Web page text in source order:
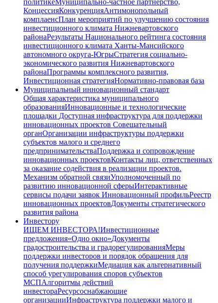
политикеМуниципально-частное партнерство,
КонцессияКонкуренцияАнтимонопольный
комплаенсПлан мероприятий по улучшению состояния
инвестиционного климата Нижневартовского
районаРезультаты Национального рейтинга состояния
инвестиционного климата Ханты-Мансийского
автономного округа-ЮгрыСтратегия социально-
экономического развития Нижневартовского
районаПрограммы комплексного развития,
Инвестиционная стратегияНормативно-правовая база
Муниципальный инновационный стандарт
Общая характеристика муниципального
образованияИнновационные и технологические
площадки Доступная инфраструктура для поддержки
инновационных проектов Совещательный
органОрганизации инфраструктуры поддержки
субъектов малого и среднего
предпринимательстваПоддержка и сопровождение
инновационных проектовКонтакты лиц, ответственных
за оказание содействия в реализации проектов.
Механизм обратной связиУполномоченный по
развитию инновационной сферыИнтерактивные
сервисы подачи заявок Инновационный профильРеестр
инновационных проектовДокументы стратегического
развития района
Инвестору
ИЩЕМ ИНВЕСТОРА!Инвестиционные
предложения«Одно окно»Документы
градостроительства и градорегулированияМеры
поддержки инвесторов и порядок обращения для
получения поддержкиМедиация как альтернативный
способ урегулирования споров субъектов
МСПАлгоритмы действий
инвестораРесурсоснабжающие
организацииИнфраструктура поддержки малого и